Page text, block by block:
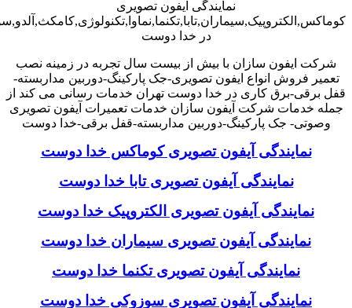
نمایندگی آیفون تصویری
در خدا دوست
شرکت ایفون سازان با بیش از بیست سال تجربه در زمینه نصب
تعمیر فروش انواع ایفون تصویری-جک پارکینگ-دوربین مداربسته-
قفل برقی-برق کاری در خدا دوست تهران خدمات رسانی می کند از
جمله خدمات شرکت آیفون سازان خدمات تعمیرات آیفون تصویری
وصوتی- جک پارکینگ-دوربین مداربسته-قفل برقی-خدا دوست
نمایندگی آیفون تصویری کوماکس خدا دوست
نمایندگی آیفون تصویری تابا خدا دوست
نمایندگی آیفون تصویری الکتروپیک خدا دوست
نمایندگی آیفون تصویری سیماران خدا دوست
نمایندگی آیفون تصویری تکنما خدا دوست
نمایندگی آیفون تصویری سوزوکی خدا دوست